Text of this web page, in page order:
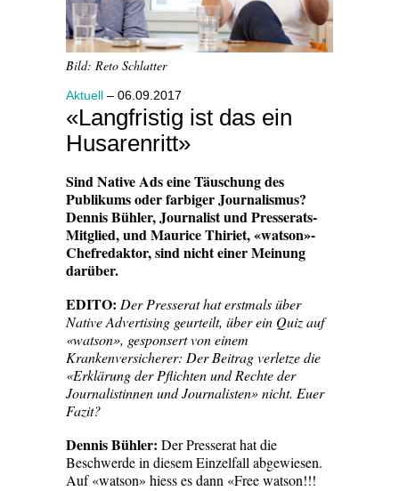
Bild: Reto Schlatter
Aktuell – 06.09.2017
«Langfristig ist das ein
Husarenritt»
Sind Native Ads eine Täuschung des
Publikums oder farbiger Journalismus?
Dennis Bühler, Journalist und Presserats-
Mitglied, und Maurice Thiriet, «watson»-
Chefredaktor, sind nicht einer Meinung
darüber.
EDITO: Der Presserat hat erstmals über
Native Advertising geurteilt, über ein Quiz auf
«watson», gesponsert von einem
Krankenversicherer: Der Beitrag verletze die
«Erklärung der Pflichten und Rechte der
Journalistinnen und Journalisten» nicht. Euer
Fazit?
Dennis Bühler: Der Presserat hat die
Beschwerde in diesem Einzelfall abgewiesen.
Auf «watson» hiess es dann «Free watson!!!